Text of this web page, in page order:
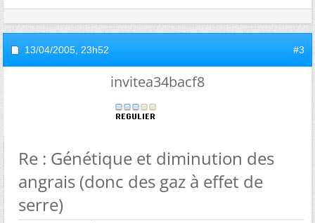
13/04/2005, 23h52 #3
invitea34bacf8
Re : Génétique et diminution des
angrais (donc des gaz à effet de
serre)